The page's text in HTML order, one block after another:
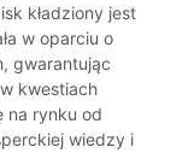
kładziony jest
w oparciu o
gwarantując
kwestiach
na rynku od
wiedzy i